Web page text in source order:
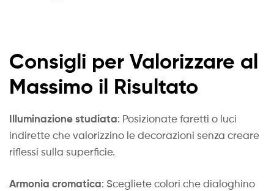
Consigli per Valorizzare al
Massimo il Risultato
Illuminazione studiata: Posizionate faretti o luci
indirette che valorizzino le decorazioni senza creare
riflessi sulla superficie.
Armonia cromatica: Scegliete colori che dialoghino